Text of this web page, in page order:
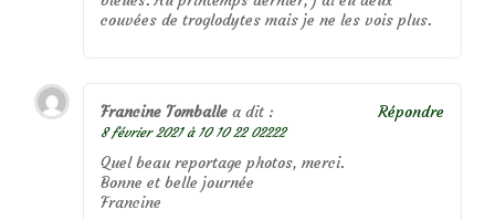
couvées de troglodytes mais je ne les vois plus.
Francine Tomballe a dit :
8 février 2021 à 10 10 22 02222
Quel beau reportage photos, merci.
Bonne et belle journée
Francine
Répondre